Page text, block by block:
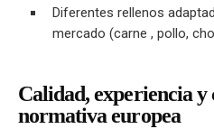
Diferentes rellenos
mercado (carne , pollo,
Calidad, experiencia
normativa europea